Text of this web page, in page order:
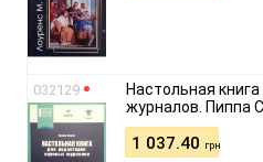
032129
Настольная
журналов. Пиппа
1 037.40 грн